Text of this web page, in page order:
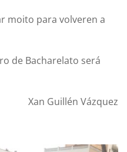
moito para volveren a
de Bacharelato será
Xan Guillén Vázquez